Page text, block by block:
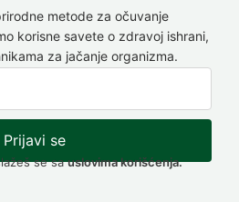
metode za očuvanje
korisne savete o zdravoj ishrani,
za jačanje organizma.
Prijavi se
se sauslovima korišćenja.